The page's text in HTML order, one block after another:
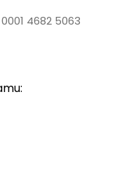
4682 5063